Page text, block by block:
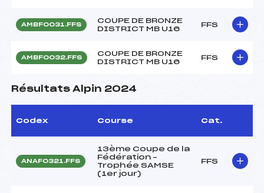
AMBF0031.FFS
COUPE DE BRONZE
DISTRICT MB U16
FFS
AMBF0032.FFS
COUPE DE BRONZE
DISTRICT MB U16
FFS
Résultats Alpin 2024
Codex Course Cat.
ANAF0321.FFS
13ème Coupe de la
Fédération –
Trophée SAMSE
(1er jour)
FFS